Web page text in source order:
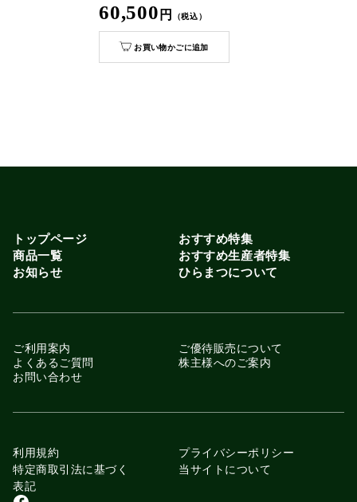
60,500 円 （税込）
お買い物かごに追加
トップページ
商品一覧
お知らせ
おすすめ特集
おすすめ生産者特集
ひらまつについて
ご利用案内
よくあるご質問
お問い合わせ
ご優待販売について
株主様へのご案内
利用規約
プライバシーポリシー
特定商取引法に基づく
表記
当サイトについて